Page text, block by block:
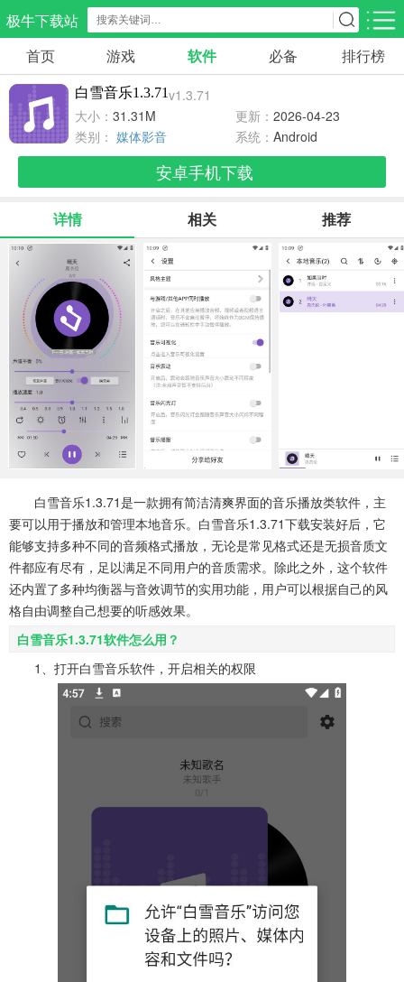
极牛下载站
应用分类 游戏分类
生活服务
297款应用
教育学习
178款应用
气象交通
84款应用
游戏辅助
478款应用
摄影美化
215款应用
社交聊天
183款应用
移动办公
184款应用
新闻阅读
43款应用
54款应用
系统工具
646款应用
健康医疗
96款应用
首页 游戏 软件 必备 排行榜
白雪音乐1.3.71v1.3.71
大小： 31.31M 更新： 2026-04-23
类别： 媒体影音 系统： Android
安卓手机下载
详情 相关 推荐
白雪音乐1.3.71是一款拥有简洁清爽界面的音乐播放类软件，主
要可以用于播放和管理本地音乐。白雪音乐1.3.71下载安装好后，它
能够支持多种不同的音频格式播放，无论是常见格式还是无损音质文
件都应有尽有，足以满足不同用户的音质需求。除此之外，这个软件
还内置了多种均衡器与音效调节的实用功能，用户可以根据自己的风
格自由调整自己想要的听感效果。
白雪音乐1.3.71软件怎么用？
1、打开白雪音乐软件，开启相关的权限